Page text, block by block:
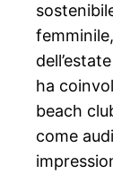
ha
beach
come